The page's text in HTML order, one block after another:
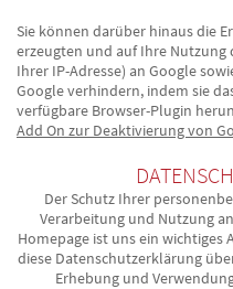
Sie können darüber hinaus die
erzeugten und auf Ihre Nutzung
Ihrer IP-Adresse) an Google
Google verhindern, indem sie
verfügbare Browser-Plugin
Add On zur Deaktivierung von
Der Schutz Ihrer
Verarbeitung und Nutzung
Homepage ist uns ein wichtiges
diese Datenschutzerklärung
Erhebung und